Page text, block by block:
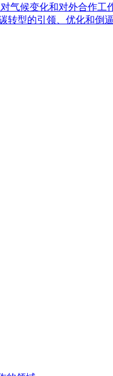
气候变化和对外合作工
转型的引领、优化和倒